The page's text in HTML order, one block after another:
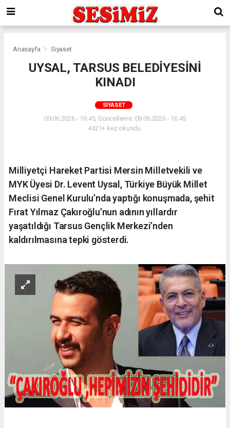
Anasayfa Siyaset
UYSAL, TARSUS BELEDİYESİNİ
KINADI
SIYASET
09.06.2026 - 16:45, Güncelleme: 09.06.2026 - 16:45
4421+ kez okundu.
Milliyetçi Hareket Partisi Mersin Milletvekili ve
MYK Üyesi Dr. Levent Uysal, Türkiye Büyük Millet
Meclisi Genel Kurulu’nda yaptığı konuşmada, şehit
Fırat Yılmaz Çakıroğlu’nun adının yıllardır
yaşatıldığı Tarsus Gençlik Merkezi’nden
kaldırılmasına tepki gösterdi.